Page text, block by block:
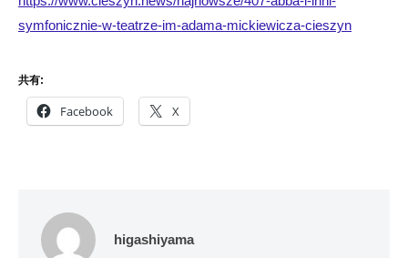
symfonicznie-w-teatrze-im-adama-mickiewicza-cieszyn
共有:
Facebook X
higashiyama